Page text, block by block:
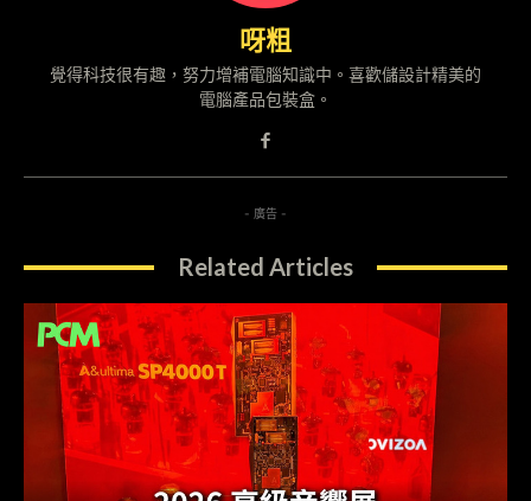
呀粗
覺得科技很有趣，努力增補電腦知識中。喜歡儲設計精美的
電腦產品包裝盒。
- 廣告 -
Related Articles